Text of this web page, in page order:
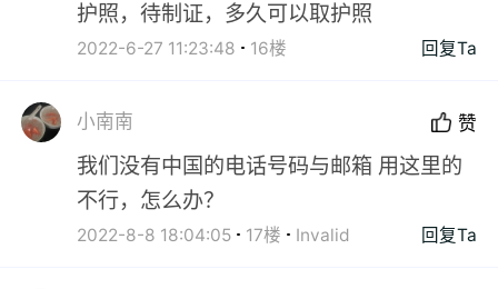
护照，待制证，多久可以取护照
2022-6-27 11:23:48 16楼 回复Ta
小南南 赞
我们没有中国的电话号码与邮箱 用这里的
不行，怎么办？
2022-8-8 18:04:05 17楼 Invalid 回复Ta